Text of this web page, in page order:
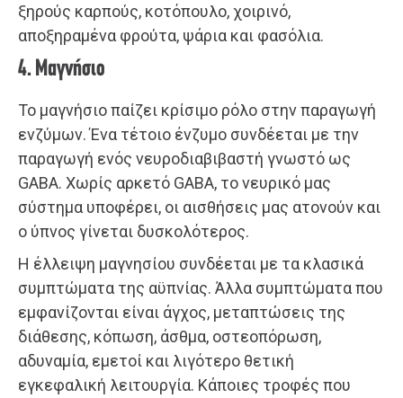
ξηρούς καρπούς, κοτόπουλο, χοιρινό,
αποξηραμένα φρούτα, ψάρια και φασόλια.
4. Μαγνήσιο
Το μαγνήσιο παίζει κρίσιμο ρόλο στην παραγωγή
ενζύμων. Ένα τέτοιο ένζυμο συνδέεται με την
παραγωγή ενός νευροδιαβιβαστή γνωστό ως
GABA. Χωρίς αρκετό GABA, το νευρικό μας
σύστημα υποφέρει, οι αισθήσεις μας ατονούν και
ο ύπνος γίνεται δυσκολότερος.
Η έλλειψη μαγνησίου συνδέεται με τα κλασικά
συμπτώματα της αϋπνίας. Άλλα συμπτώματα που
εμφανίζονται είναι άγχος, μεταπτώσεις της
διάθεσης, κόπωση, άσθμα, οστεοπόρωση,
αδυναμία, εμετοί και λιγότερο θετική
εγκεφαλική λειτουργία. Κάποιες τροφές που